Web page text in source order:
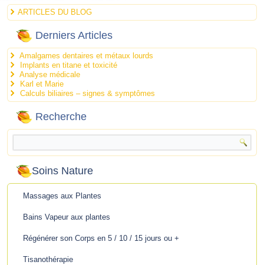
ARTICLES DU BLOG
Derniers Articles
Amalgames dentaires et métaux lourds
Implants en titane et toxicité
Analyse médicale
Karl et Marie
Calculs biliaires – signes & symptômes
Recherche
Soins Nature
Massages aux Plantes
Bains Vapeur aux plantes
Régénérer son Corps en 5 / 10 / 15 jours ou +
Tisanothérapie